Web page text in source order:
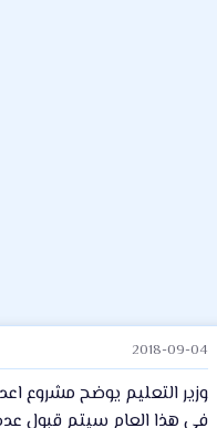
2018-09-04
وزير التعليم يوضح مشروع